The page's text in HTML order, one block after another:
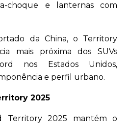
choque e lanternas com
da China, o Territory
mais próxima dos SUVs
nos Estados Unidos,
e perfil urbano.
2025
Territory 2025 mantém o